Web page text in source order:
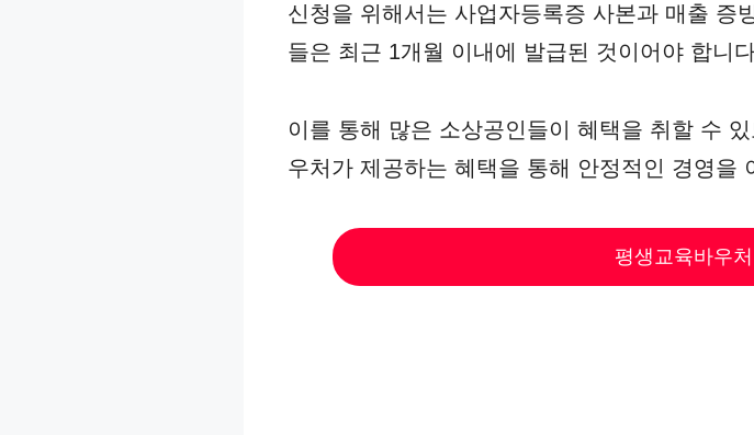
신청을 위해서는 사업자등록증 사본과 매출 증
들은 최근 1개월 이내에 발급된 것이어야 합니
이를 통해 많은 소상공인들이 혜택을 취할 수
우처가 제공하는 혜택을 통해 안정적인 경영을
평생교육바우